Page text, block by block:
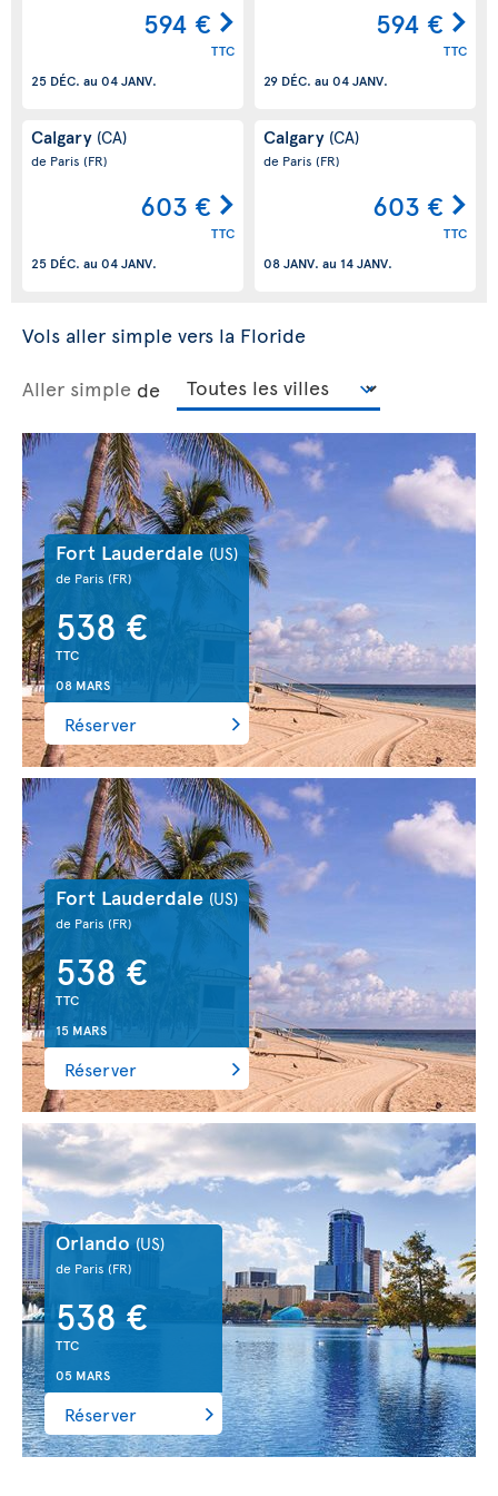
594 €
TTC
25 DÉC. au 04 JANV.
594 €
TTC
29 DÉC. au 04 JANV.
Calgary (CA)
de Paris (FR)
603 €
TTC
25 DÉC. au 04 JANV.
Calgary (CA)
de Paris (FR)
603 €
TTC
08 JANV. au 14 JANV.
Vols aller simple vers la Floride
Aller simple de
Fort Lauderdale (US)
de Paris (FR)
538 €
TTC
08 MARS
Réserver
Fort Lauderdale (US)
de Paris (FR)
538 €
TTC
15 MARS
Réserver
Orlando (US)
de Paris (FR)
538 €
TTC
05 MARS
Réserver